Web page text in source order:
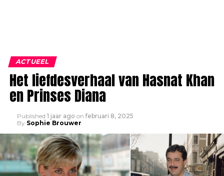
ACTUEEL
Het liefdesverhaal van Hasnat Khan
en Prinses Diana
Published 1 jaar ago on februari 8, 2025
By Sophie Brouwer